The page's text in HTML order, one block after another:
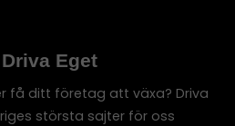
Eget
få ditt företag att växa? Driva
största sajter för oss